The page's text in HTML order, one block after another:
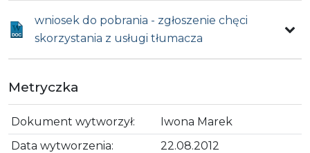
wniosek do pobrania - zgłoszenie chęci
skorzystania z usługi tłumacza
Metryczka
Dokument wytworzył:
Iwona Marek
Data wytworzenia:
22.08.2012